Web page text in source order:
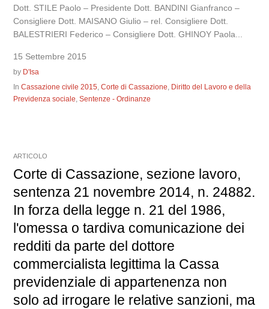
Dott. STILE Paolo – Presidente Dott. BANDINI Gianfranco –
Consigliere Dott. MAISANO Giulio – rel. Consigliere Dott.
BALESTRIERI Federico – Consigliere Dott. GHINOY Paola...
15 Settembre 2015
by D'Isa
InCassazione civile 2015 ,Corte di Cassazione Diritto del Lavoro e della
Previdenza sociale ,Sentenze - Ordinanze
ARTICOLO
Corte di Cassazione, sezione lavoro,
sentenza 21 novembre 2014, n. 24882.
In forza della legge n. 21 del 1986,
l'omessa o tardiva comunicazione dei
redditi da parte del dottore
commercialista legittima la Cassa
previdenziale di appartenenza non
solo ad irrogare le relative sanzioni, ma